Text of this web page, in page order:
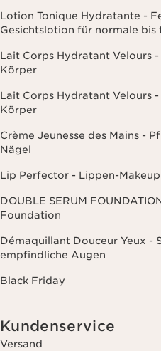
Lotion Tonique Hydratante -
Gesichtslotion für normale bis
Lait Corps Hydratant Velours
Körper
Lait Corps Hydratant Velours
Körper
Crème Jeunesse des Mains -
Nägel
Lip Perfector - Lippen-
DOUBLE SERUM
Foundation
Démaquillant Douceur Yeux -
empfindliche Augen
Black Friday
Kundenservice
Versand